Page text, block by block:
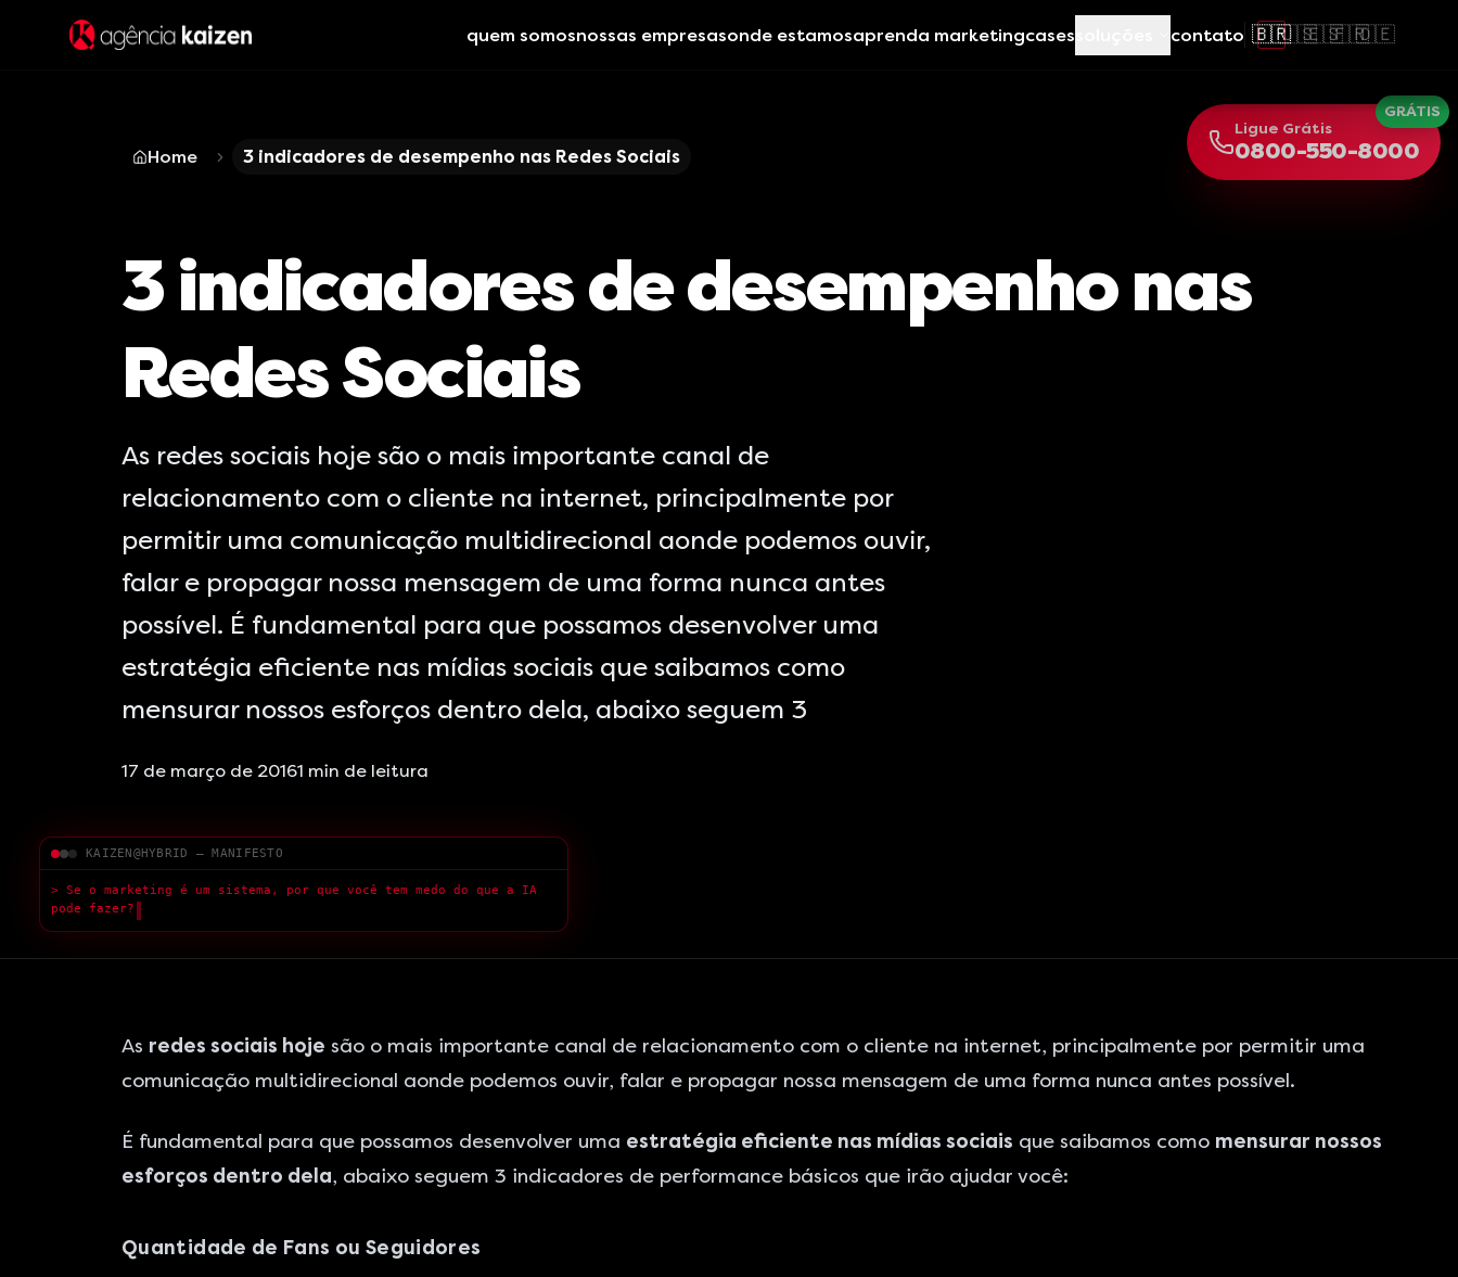
quem somosnossas empresasonde estamosaprenda marketingcases contato 🇧🇷🇺🇸🇪🇸🇫🇷🇩🇪
Home 3 indicadores de desempenho nas Redes Sociais
3 indicadores de desempenho nas
Redes Sociais
As redes sociais hoje são o mais importante canal de
relacionamento com o cliente na internet, principalmente por
permitir uma comunicação multidirecional aonde podemos ouvir,
falar e propagar nossa mensagem de uma forma nunca antes
possível. É fundamental para que possamos desenvolver uma
estratégia eficiente nas mídias sociais que saibamos como
mensurar nossos esforços dentro dela, abaixo seguem 3
17 de março de 20161 min de leitura
KAIZEN@HYBRID — MANIFESTO
> Medo da IA é
As redes sociais hoje são o mais importante canal de relacionamento com o cliente na internet, principalmente por permitir uma
comunicação multidirecional aonde podemos ouvir, falar e propagar nossa mensagem de uma forma nunca antes possível.
É fundamental para que possamos desenvolver uma estratégia eficiente nas mídias sociais que saibamos como mensurar nossos
esforços dentro dela, abaixo seguem 3 indicadores de performance básicos que irão ajudar você:
Quantidade de Fans ou Seguidores
Ligue Grátis
0800-550-8000
GRÁTIS